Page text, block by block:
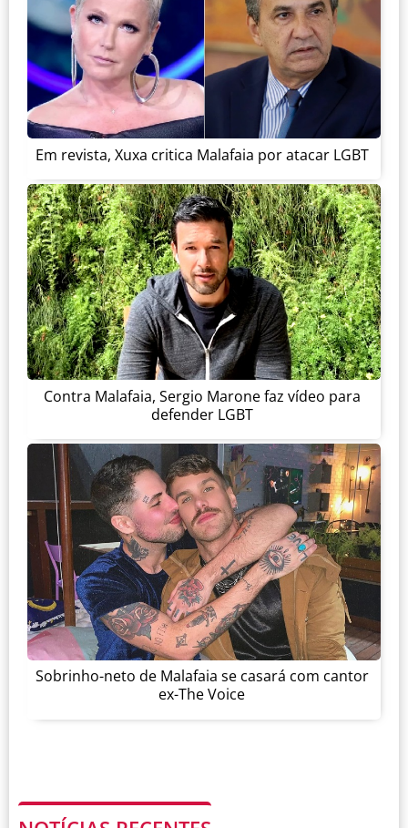
Em revista, Xuxa critica Malafaia por atacar LGBT
Contra Malafaia, Sergio Marone faz vídeo para
defender LGBT
Sobrinho-neto de Malafaia se casará com cantor
ex-The Voice